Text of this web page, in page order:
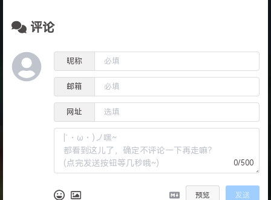
评论
昵称
邮箱
网址
0/500
预览 发送